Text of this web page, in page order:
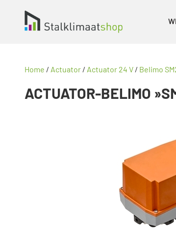
Home / Actuator / Actuator 24 V / Belimo
ACTUATOR-BELIMO